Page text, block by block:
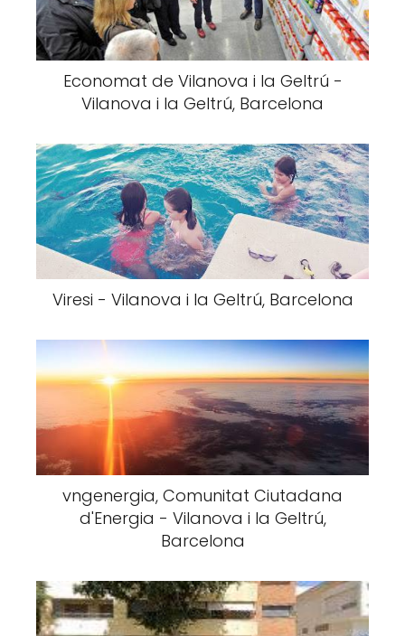
Economat de Vilanova i la Geltrú -
Vilanova i la Geltrú, Barcelona
Viresi - Vilanova i la Geltrú, Barcelona
vngenergia, Comunitat Ciutadana
d'Energia - Vilanova i la Geltrú,
Barcelona